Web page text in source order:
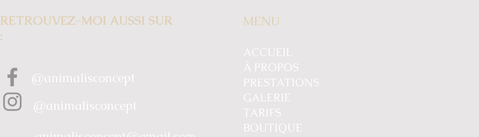
RETROUVEZ-MOI AUSSI SUR
:
@animalisconcept
@animalisconcept
MENU
ACCUEIL
À PROPOS
PRESTATIONS
GALERIE
TARIFS
BOUTIQUE